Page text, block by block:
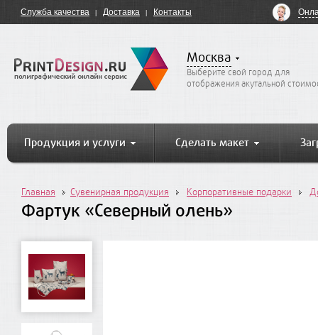
Служба качества Доставка Контакты
Москва
Выберите свой город для
отображения акутальной
Продукция и услуги Сделать макет
Главная Сувенирная продукция Корпоративные подарки
Фартук «Северный олень»